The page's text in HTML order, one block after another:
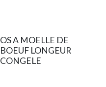
OS A MOELLE DE
BOEUF LONGEUR
CONGELE